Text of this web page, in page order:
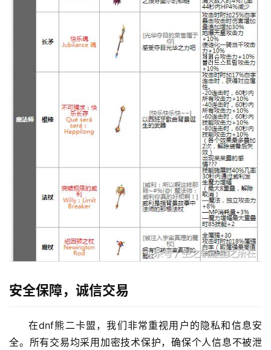
安全保障，诚信交易
在dnf熊二卡盟，我们非常重视用户的隐私和信息安
全。所有交易均采用加密技术保护，确保个人信息不被泄